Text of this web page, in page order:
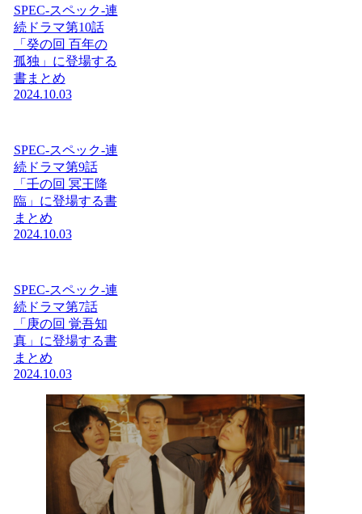
SPEC-スペック-連
続ドラマ第10話
「癸の回 百年の
孤独」に登場する
書まとめ
2024.10.03
SPEC-スペック-連
続ドラマ第9話
「壬の回 冥王降
臨」に登場する書
まとめ
2024.10.03
SPEC-スペック-連
続ドラマ第7話
「庚の回 覚吾知
真」に登場する書
まとめ
2024.10.03